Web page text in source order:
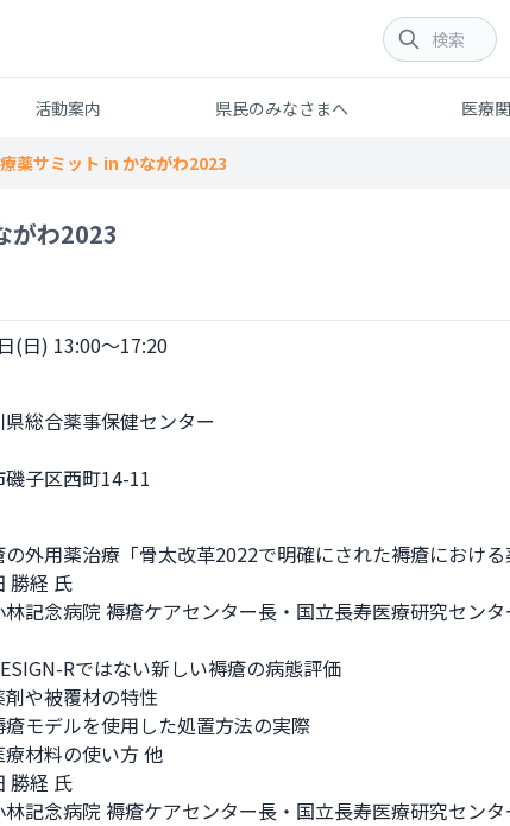
活動案内 県民のみなさまへ 医療
薬サミット in かながわ2023
がわ2023
(日) 13:00～17:20
子区西町14-11
の外用薬治療「骨太改革2022で明確にされた褥瘡における
経 氏
念病院 褥瘡ケアセンター長・国立長寿医療研究センタ
Rではない新しい褥瘡の病態評価
覆材の特性
を使用した処置方法の実際
の使い方 他
経 氏
念病院 褥瘡ケアセンター長・国立長寿医療研究センタ